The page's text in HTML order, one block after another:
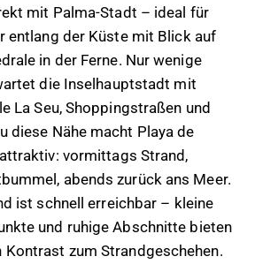
mit Palma-Stadt – ideal für
entlang der Küste mit Blick auf
in der Ferne. Nur wenige
die Inselhauptstadt mit
La Seu, Shoppingstraßen und
diese Nähe macht Playa de
vormittags Strand,
abends zurück ans Meer.
ist schnell erreichbar – kleine
und ruhige Abschnitte bieten
Kontrast zum Strandgeschehen.